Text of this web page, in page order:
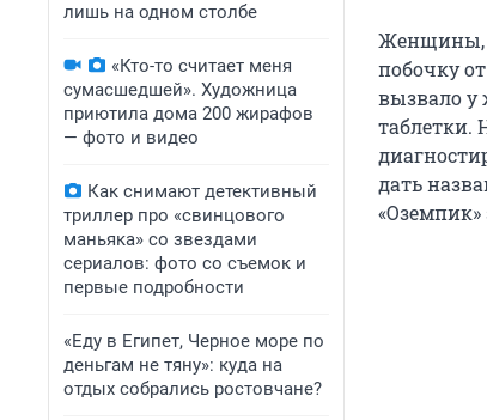
лишь на одном столбе
«Кто-то считает меня
сумасшедшей». Художница
приютила дома 200 жирафов
— фото и видео
Как снимают детективный
триллер про «свинцового
маньяка» со звездами
сериалов: фото со съемок и
первые подробности
«Еду в Египет, Черное море по
деньгам не тяну»: куда на
отдых собрались ростовчане?
Женщины,
побочку
вызвало
таблетки.
дать
«Оземпик»